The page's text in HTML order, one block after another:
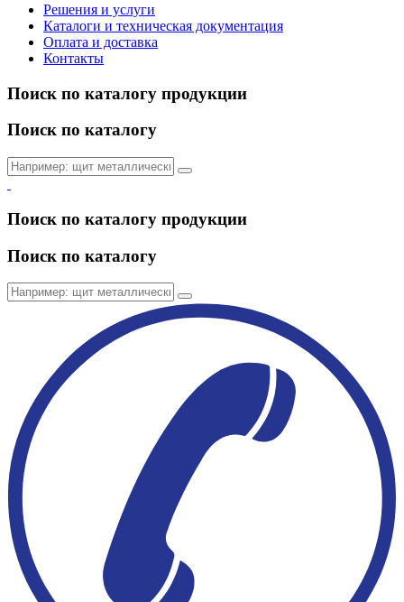
Решения и услуги
Каталоги и техническая документация
Оплата и доставка
Контакты
Поиск по каталогу продукции
Поиск по каталогу
Поиск по каталогу продукции
Поиск по каталогу